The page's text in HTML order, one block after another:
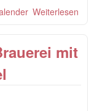
Weiterlesen
mit